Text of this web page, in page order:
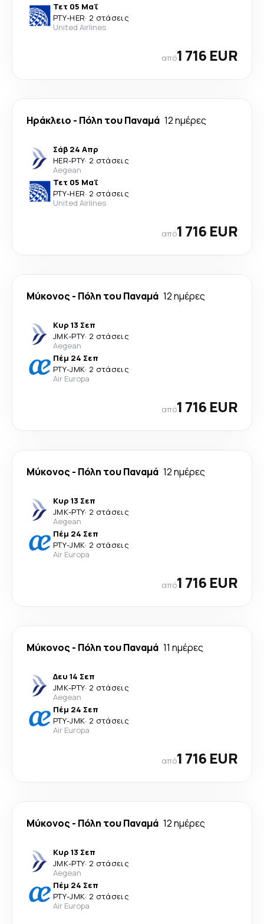
Τετ 05 Μαΐ
PTY-HER· 2 στάσεις
United Airlines
από1 716 EUR
Ηράκλειο - Πόλη του Παναμά 12 ημέρες
Σάβ 24 Απρ
HER-PTY· 2 στάσεις
Aegean
Τετ 05 Μαΐ
PTY-HER· 2 στάσεις
United Airlines
από1 716 EUR
Μύκονος - Πόλη του Παναμά 12 ημέρες
Κυρ 13 Σεπ
JMK-PTY· 2 στάσεις
Aegean
Πέμ 24 Σεπ
PTY-JMK· 2 στάσεις
Air Europa
από1 716 EUR
Μύκονος - Πόλη του Παναμά 12 ημέρες
Κυρ 13 Σεπ
JMK-PTY· 2 στάσεις
Aegean
Πέμ 24 Σεπ
PTY-JMK· 2 στάσεις
Air Europa
από1 716 EUR
Μύκονος - Πόλη του Παναμά 11 ημέρες
Δευ 14 Σεπ
JMK-PTY· 2 στάσεις
Aegean
Πέμ 24 Σεπ
PTY-JMK· 2 στάσεις
Air Europa
από1 716 EUR
Μύκονος - Πόλη του Παναμά 12 ημέρες
Κυρ 13 Σεπ
JMK-PTY· 2 στάσεις
Aegean
Πέμ 24 Σεπ
PTY-JMK· 2 στάσεις
Air Europa